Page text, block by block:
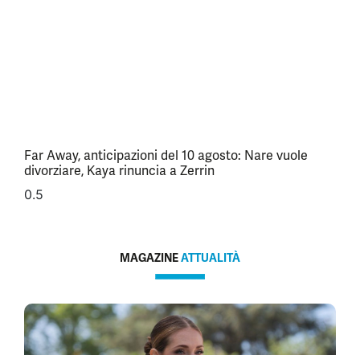
Far Away, anticipazioni del 10 agosto: Nare vuole
divorziare, Kaya rinuncia a Zerrin
MAGAZINEATTUALITÀ